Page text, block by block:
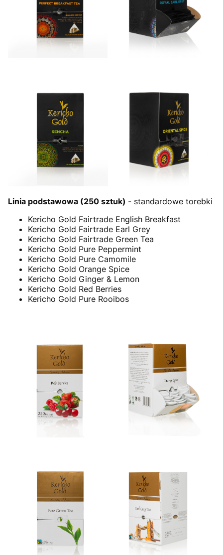
Linia podstawowa (250 sztuk) - standardowe torebki
Kericho Gold Fairtrade English Breakfast
Kericho Gold Fairtrade Earl Grey
Kericho Gold Fairtrade Green Tea
Kericho Gold Pure Peppermint
Kericho Gold Pure Camomile
Kericho Gold Orange Spice
Kericho Gold Ginger & Lemon
Kericho Gold Red Berries
Kericho Gold Pure Rooibos